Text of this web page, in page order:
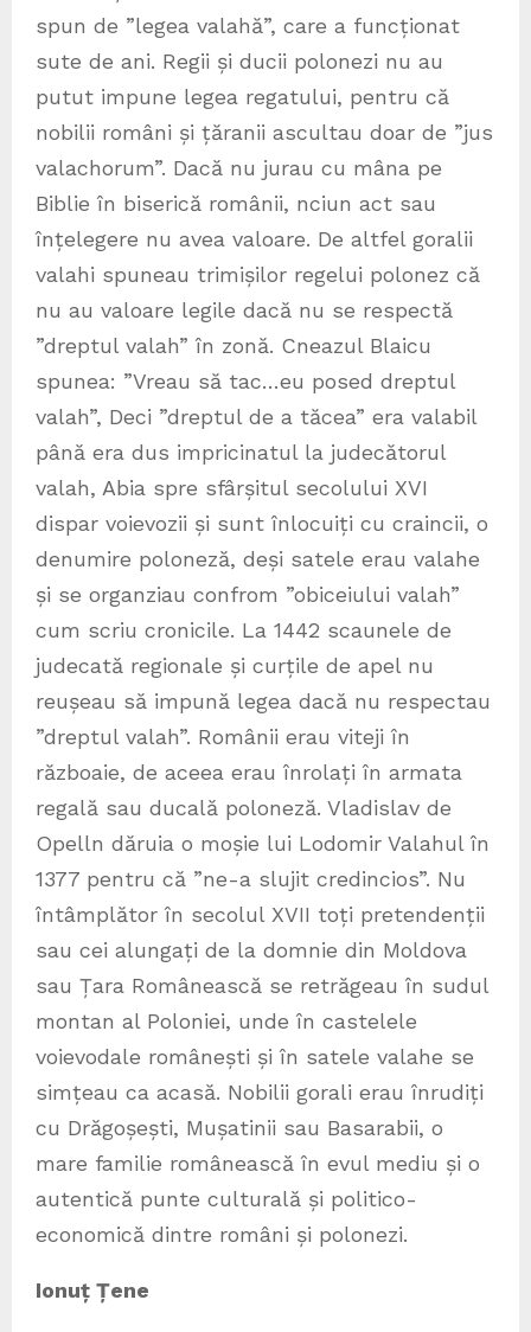
spun de ”legea valahă”, care a funcționat
sute de ani. Regii și ducii polonezi nu au
putut impune legea regatului, pentru că
nobilii români și țăranii ascultau doar de ”jus
valachorum”. Dacă nu jurau cu mâna pe
Biblie în biserică românii, nciun act sau
înțelegere nu avea valoare. De altfel goralii
valahi spuneau trimișilor regelui polonez că
nu au valoare legile dacă nu se respectă
”dreptul valah” în zonă. Cneazul Blaicu
spunea: ”Vreau să tac…eu posed dreptul
valah”, Deci ”dreptul de a tăcea” era valabil
până era dus impricinatul la judecătorul
valah, Abia spre sfârșitul secolului XVI
dispar voievozii și sunt înlocuiți cu craincii, o
denumire poloneză, deși satele erau valahe
și se organziau confrom ”obiceiului valah”
cum scriu cronicile. La 1442 scaunele de
judecată regionale și curțile de apel nu
reușeau să impună legea dacă nu respectau
”dreptul valah”. Românii erau viteji în
războaie, de aceea erau înrolați în armata
regală sau ducală poloneză. Vladislav de
Opelln dăruia o moșie lui Lodomir Valahul în
1377 pentru că ”ne-a slujit credincios”. Nu
întâmplător în secolul XVII toți pretendenții
sau cei alungați de la domnie din Moldova
sau Țara Românească se retrăgeau în sudul
montan al Poloniei, unde în castelele
voievodale românești și în satele valahe se
simțeau ca acasă. Nobilii gorali erau înrudiți
cu Drăgoșești, Mușatinii sau Basarabii, o
mare familie românească în evul mediu și o
autentică punte culturală și politico-
economică dintre români și polonezi.
Ionuț Țene